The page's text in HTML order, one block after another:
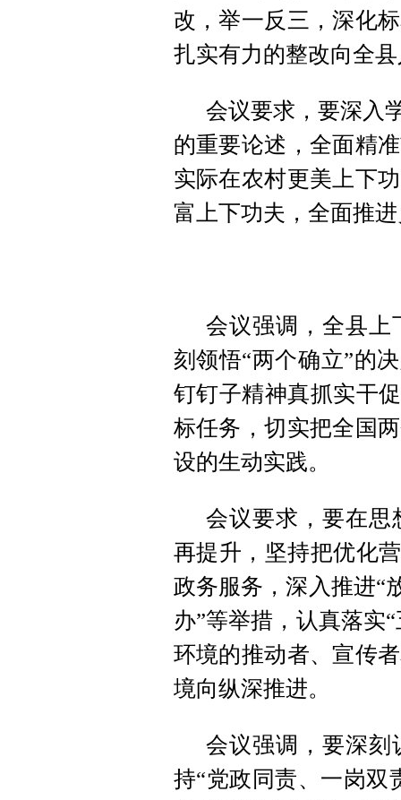
改，举一反三，深化
扎实有力的整改向全
会议要求，要深入
的重要论述，全面精
实际在农村更美上下
富上下功夫，全面推
会议强调，全县上
刻领悟“两个确立”的
钉钉子精神真抓实干
标任务，切实把全国
设的生动实践。
会议要求，要在思
再提升，坚持把优化
政务服务，深入推进“
办”等举措，认真落实
环境的推动者、宣传
境向纵深推进。
会议强调，要深刻
持“党政同责、一岗双